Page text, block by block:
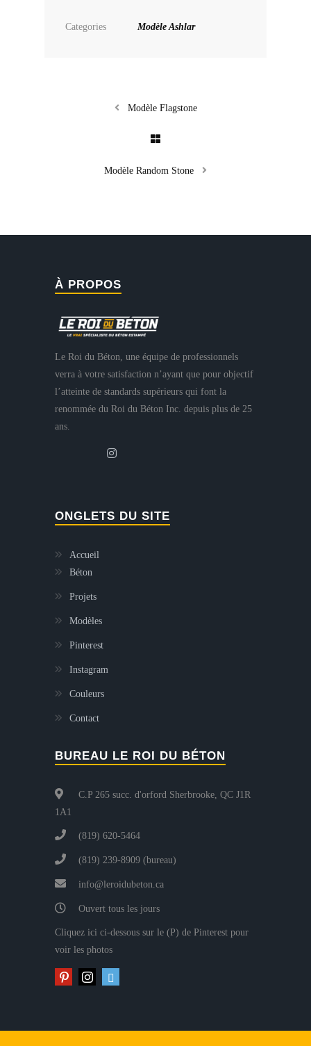
Categories Modèle Ashlar
Modèle Flagstone
Modèle Random Stone
À PROPOS
Le Roi du Béton, une équipe de professionnels
verra à votre satisfaction n’ayant que pour objectif
l’atteinte de standards supérieurs qui font la
renommée du Roi du Béton Inc. depuis plus de 25
ans.
ONGLETS DU SITE
Accueil
Béton
Projets
Modèles
Pinterest
Instagram
Couleurs
Contact
BUREAU LE ROI DU BÉTON
C.P 265 succ. d'orford Sherbrooke, QC J1R
1A1
(819) 620-5464
(819) 239-8909 (bureau)
info@leroidubeton.ca
Ouvert tous les jours
Cliquez ici ci-dessous sur le (P) de Pinterest pour
voir les photos